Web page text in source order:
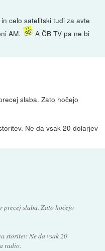
celo satelitski tudi za avte
AM.
A ČB TV pa ne bi
slaba. Zato hočejo
Ne da vsak 20 dolarjev
precej slaba. Zato hočejo
storitev. Ne da vsak 20
radio.